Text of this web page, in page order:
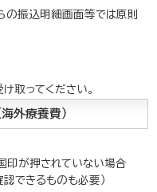
振込明細画面等では原則
取ってください。
外療養費）
印が押されていない場合
できるものも必要）